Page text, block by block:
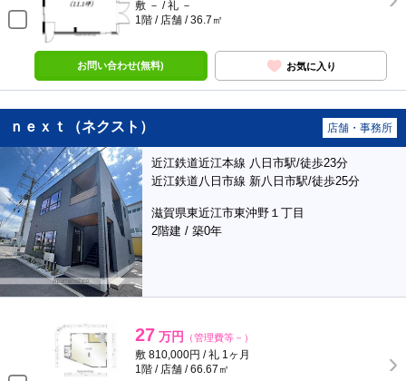
敷 － / 礼 －
1階 / 店舗 / 36.7㎡
お問い合わせ(無料) お気に入り
ｎｅｘｔ（ネクスト） 店舗・事務所
近江鉄道近江本線 八日市駅/徒歩23分
近江鉄道八日市線 新八日市駅/徒歩25分
滋賀県東近江市東沖野１丁目
2階建 / 築0年
27 万円 （管理費等－）
敷 810,000円 / 礼 1ヶ月
1階 / 店舗 / 66.67㎡